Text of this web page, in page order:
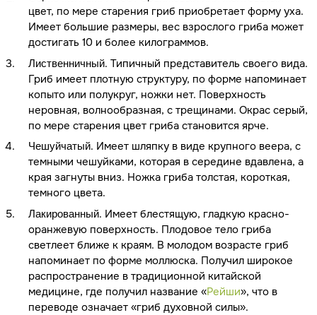
цвет, по мере старения гриб приобретает форму уха.
Имеет большие размеры, вес взрослого гриба может
достигать 10 и более килограммов.
Лиственничный. Типичный представитель своего вида.
Гриб имеет плотную структуру, по форме напоминает
копыто или полукруг, ножки нет. Поверхность
неровная, волнообразная, с трещинами. Окрас серый,
по мере старения цвет гриба становится ярче.
Чешуйчатый. Имеет шляпку в виде крупного веера, с
темными чешуйками, которая в середине вдавлена, а
края загнуты вниз. Ножка гриба толстая, короткая,
темного цвета.
Лакированный. Имеет блестящую, гладкую красно-
оранжевую поверхность. Плодовое тело гриба
светлеет ближе к краям. В молодом возрасте гриб
напоминает по форме моллюска. Получил широкое
распространение в традиционной китайской
медицине, где получил название «Рейши», что в
переводе означает «гриб духовной силы».